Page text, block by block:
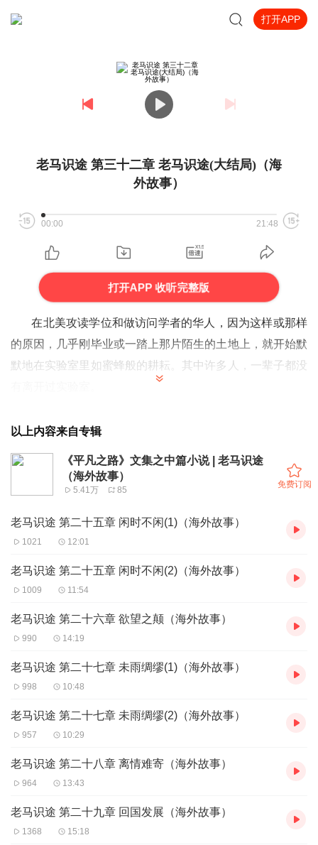
打开APP
老马识途 第三十二章 老马识途(大结局)（海
外故事）
00:00 21:48
打开APP 收听完整版
在北美攻读学位和做访问学者的华人，因为这样或那样
的原因，几乎刚毕业或一踏上那片陌生的土地上，就开始默
默地在实验室里如蜜蜂般的耕耘。其中许多人，一辈子都没
坚强与软弱、美与丑于一身的普通人。他们默默奉献，隐忍
勤奋地为科学事业及家庭奉献了一生，同时也为全人类的文
明和进步做出了杰出的贡献。他们是值得人们记住和尊重的
时代弄潮儿，这个故事正是为他们而写的。
以上内容来自专辑
《平凡之路》文集之中篇小说 | 老马识途
（海外故事）
5.41万 85
免费订阅
老马识途 第二十五章 闲时不闲(1)（海外故事）
1021 12:01
老马识途 第二十五章 闲时不闲(2)（海外故事）
1009 11:54
老马识途 第二十六章 欲望之颠（海外故事）
990 14:19
老马识途 第二十七章 未雨绸缪(1)（海外故事）
998 10:48
老马识途 第二十七章 未雨绸缪(2)（海外故事）
957 10:29
老马识途 第二十八章 离情难寄（海外故事）
964 13:43
老马识途 第二十九章 回国发展（海外故事）
1368 15:18